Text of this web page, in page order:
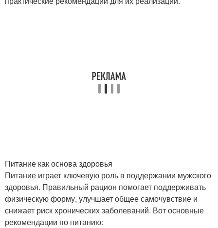
Питание как основа здоровья
Питание играет ключевую роль в поддержании мужского
здоровья. Правильный рацион помогает поддерживать
физическую форму, улучшает общее самочувствие и
снижает риск хронических заболеваний. Вот основные
рекомендации по питанию: